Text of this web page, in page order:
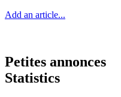
Add an article...
Petites annonces
Statistics